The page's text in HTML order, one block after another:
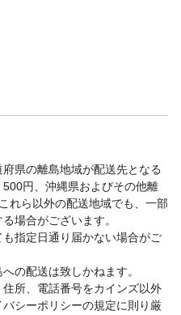
県の離島地域が配送先となる
円、沖縄県およびその他離
れら以外の配送地域でも、一部
場合がございます。
指定日通り届かない場合がご
の配送は致しかねます。
所、電話番号をカインズ以外
シーポリシーの規定に則り厳